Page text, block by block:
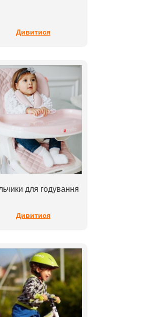
Дивитися
для годування
Дивитися